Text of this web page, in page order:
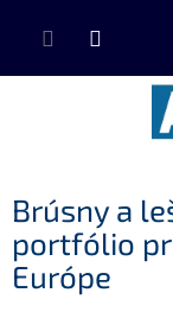
Brúsny a
portfólio
Európe